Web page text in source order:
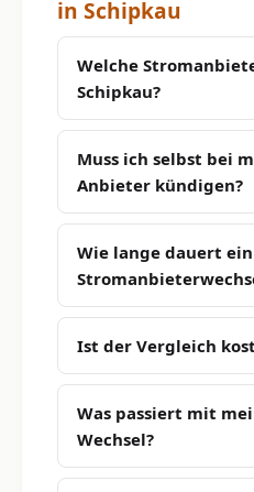
in Schipkau
Welche
Schipkau?
Muss ich selbst bei
Anbieter kündigen?
Wie lange dauert ein
Ist der Vergleich
Was passiert mit
Wechsel?